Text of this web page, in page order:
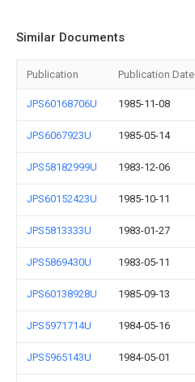
Similar Documents
Publication Publication Date
JPS60168706U 1985-11-08
JPS6067923U 1985-05-14
JPS58182999U 1983-12-06
JPS60152423U 1985-10-11
JPS5813333U 1983-01-27
JPS5869430U 1983-05-11
JPS60138928U 1985-09-13
JPS5971714U 1984-05-16
JPS5965143U 1984-05-01